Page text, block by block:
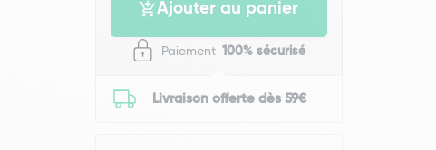
Ajouter au panier
Paiement 100% sécurisé
Livraison offerte dès 59€